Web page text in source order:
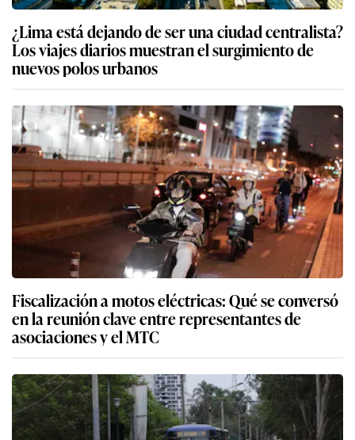
¿Lima está dejando de ser una ciudad centralista?
Los viajes diarios muestran el surgimiento de
nuevos polos urbanos
Fiscalización a motos eléctricas: Qué se conversó
en la reunión clave entre representantes de
asociaciones y el MTC